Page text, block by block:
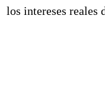
los intereses reales